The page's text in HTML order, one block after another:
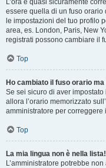
L’ora è quasi sicuramente
essere quella di un fuso orario
le impostazioni del tuo profilo
area, es. London, Paris, New
registrati possono cambiare il
Top
Ho cambiato il fuso orario
Se sei sicuro di aver impostato
allora l’orario memorizzato
amministratore per correggere
Top
La mia lingua non è nella lista!
L’amministratore potrebbe